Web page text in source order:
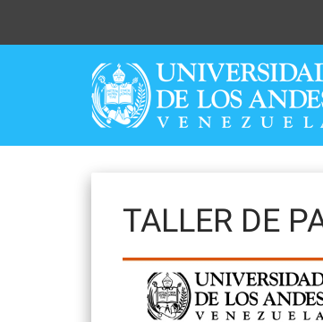
content
TALLER DE